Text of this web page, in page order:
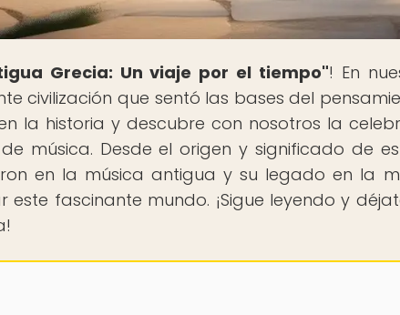
Grecia: Un viaje por el tiempo"! En
civilización que sentó las bases del
la historia y descubre con nosotros la
música. Desde el origen y significado de
en la música antigua y su legado en la
este fascinante mundo. ¡Sigue leyendo y